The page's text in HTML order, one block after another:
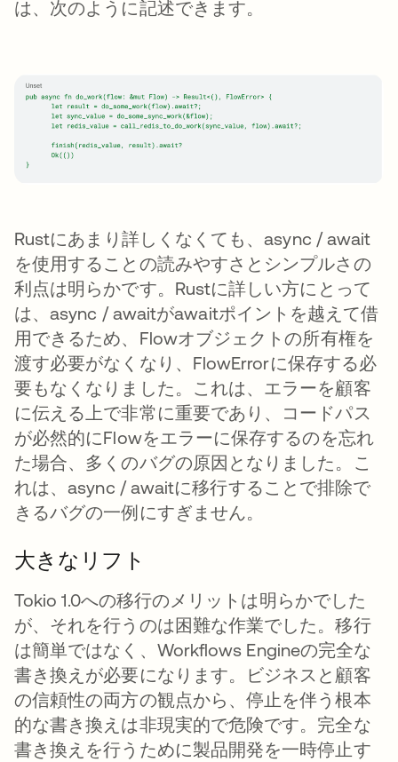
は、次のように記述できます。
Rustにあまり詳しくなくても、async / await
を使用することの読みやすさとシンプルさの
利点は明らかです。Rustに詳しい方にとって
は、async / awaitがawaitポイントを越えて借
用できるため、Flowオブジェクトの所有権を
渡す必要がなくなり、FlowErrorに保存する必
要もなくなりました。これは、エラーを顧客
に伝える上で非常に重要であり、コードパス
が必然的にFlowをエラーに保存するのを忘れ
た場合、多くのバグの原因となりました。こ
れは、async / awaitに移行することで排除で
きるバグの一例にすぎません。
大きなリフト
Tokio 1.0への移行のメリットは明らかでした
が、それを行うのは困難な作業でした。移行
は簡単ではなく、Workflows Engineの完全な
書き換えが必要になります。ビジネスと顧客
の信頼性の両方の観点から、停止を伴う根本
的な書き換えは非現実的で危険です。完全な
書き換えを行うために製品開発を一時停止す